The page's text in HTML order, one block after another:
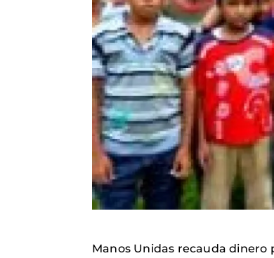
Manos Unidas recauda dinero